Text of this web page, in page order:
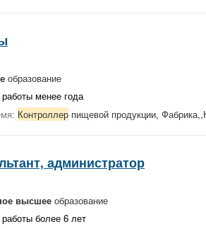
образование
менее года
Контроллер пищевой продукции,
администратор
высшее образование
более 6 лет